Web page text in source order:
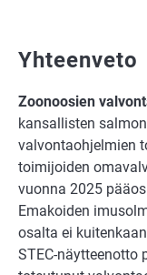
Yhteenveto
Zoonoosien
kansallisten
valvontaohjelmien
toimijoiden
vuonna 2025
Emakoiden
osalta ei
STEC-näytteenotto